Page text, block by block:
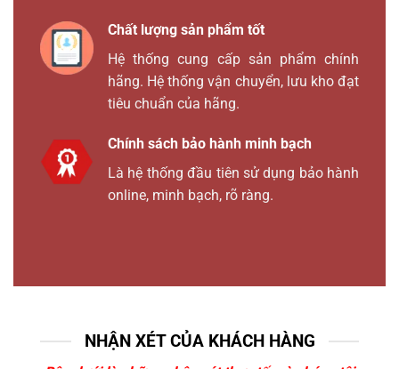
Chất lượng sản phẩm tốt
Hệ thống cung cấp sản phẩm chính
hãng. Hệ thống vận chuyển, lưu kho đạt
tiêu chuẩn của hãng.
Chính sách bảo hành minh bạch
Là hệ thống đầu tiên sử dụng bảo hành
online, minh bạch, rõ ràng.
NHẬN XÉT CỦA KHÁCH HÀNG